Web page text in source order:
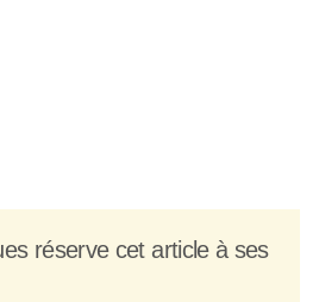
réserve cet article à ses